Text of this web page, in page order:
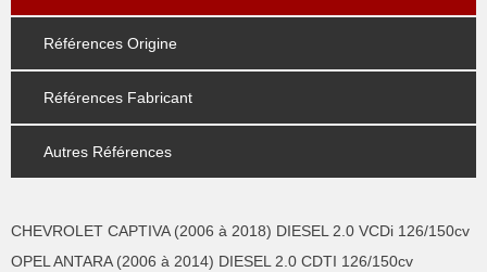
Références Origine
Références Fabricant
Autres Références
CHEVROLET CAPTIVA (2006 à 2018) DIESEL 2.0 VCDi 126/150cv
OPEL ANTARA (2006 à 2014) DIESEL 2.0 CDTI 126/150cv